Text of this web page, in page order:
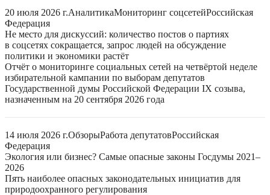
20 июля 2026 г.АналитикаМониторинг соцсетейРоссийская
Федерация
Не место для дискуссий: количество постов о партиях
в соцсетях сокращается, запрос людей на обсуждение
политики и экономики растёт
Отчёт о мониторинге социальных сетей на четвёртой неделе
избирательной кампании по выборам депутатов
Государственной думы Российской Федерации IX созыва,
назначенным на 20 сентября 2026 года
14 июля 2026 г.ОбзорыРабота депутатовРоссийская
Федерация
Экология или бизнес? Самые опасные законы Госдумы 2021–
2026
Пять наиболее опасных законодательных инициатив для
природоохранного регулирования